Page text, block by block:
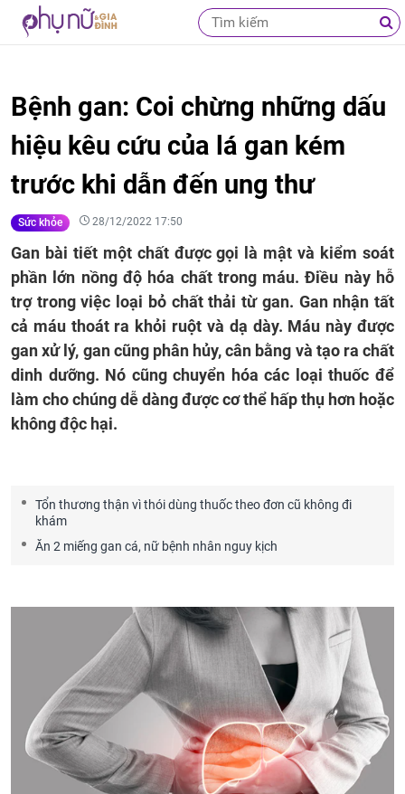
Bệnh gan: Coi chừng những dấu
hiệu kêu cứu của lá gan kém
trước khi dẫn đến ung thư
Sức khỏe 28/12/2022 17:50
Gan bài tiết một chất được gọi là mật và kiểm soát
phần lớn nồng độ hóa chất trong máu. Điều này hỗ
trợ trong việc loại bỏ chất thải từ gan. Gan nhận tất
cả máu thoát ra khỏi ruột và dạ dày. Máu này được
gan xử lý, gan cũng phân hủy, cân bằng và tạo ra chất
dinh dưỡng. Nó cũng chuyển hóa các loại thuốc để
làm cho chúng dễ dàng được cơ thể hấp thụ hơn hoặc
không độc hại.
Tổn thương thận vì thói dùng thuốc theo đơn cũ không đi
khám
Ăn 2 miếng gan cá, nữ bệnh nhân nguy kịch